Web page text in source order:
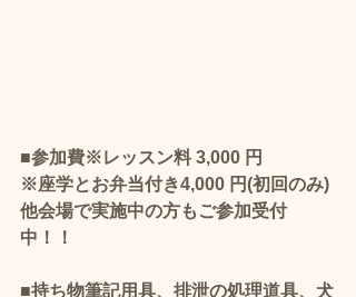
■参加費※レッスン料 3,000 円
※座学とお弁当付き4,000 円(初回のみ)
他会場で実施中の方もご参加受付
中！！
■持ち物筆記用具、排泄の処理道具、犬